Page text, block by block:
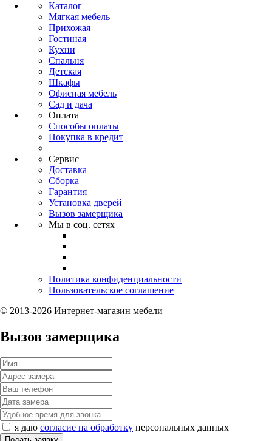
Каталог
Мягкая мебель
Прихожая
Гостиная
Кухни
Спальня
Детская
Шкафы
Офисная мебель
Сад и дача
Оплата
Способы оплаты
Покупка в кредит
Сервис
Доставка
Сборка
Гарантия
Установка дверей
Вызов замерщика
Мы в соц. сетях
Политика конфиденциальности
Пользовательское соглашение
© 2013-2026 Интернет-магазин мебели
Вызов замерщика
я даю согласие на обработку персональных данных